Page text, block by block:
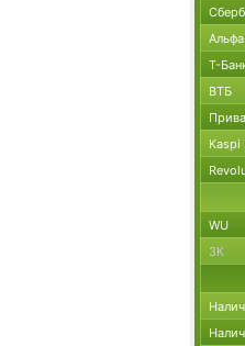
Т-
ВТБ
Kaspi
WU
ЗК